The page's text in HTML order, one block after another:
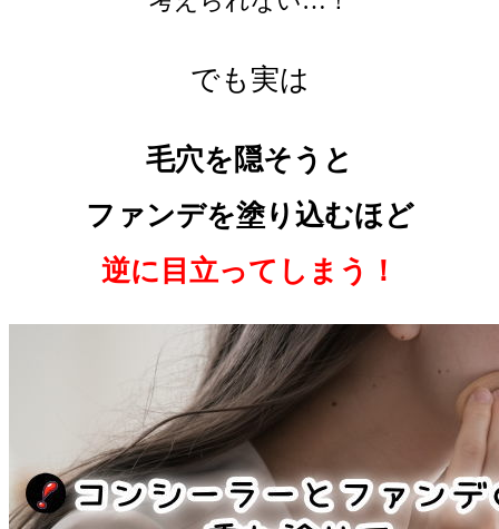
でも実は
毛穴を隠そうと
ファンデを塗り込むほど
逆に目立ってしまう！